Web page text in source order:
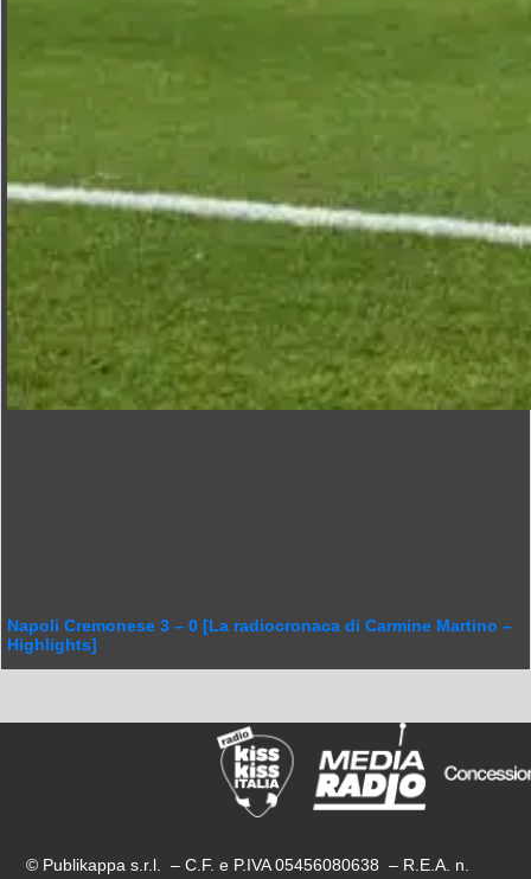
Napoli Cremonese 3 – 0 [La radiocronaca di Carmine Martino –
Highlights]
© Publikappa s.r.l. – C.F. e P.IVA 05456080638 – R.E.A. n.